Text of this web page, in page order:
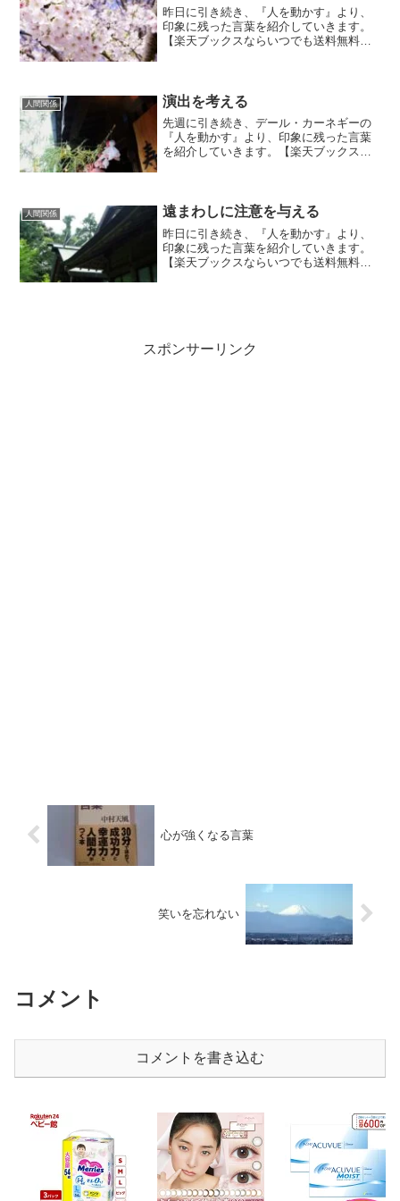
昨日に引き続き、『人を動かす』より、
印象に残った言葉を紹介していきます。
【楽天ブックスならいつでも送料無料】
日や記念日を重視する...
人間関係 演出を考える
先週に引き続き、デール・カーネギーの
『人を動かす』より、印象に残った言葉
を紹介していきます。【楽天ブックスな
演出の時代である。単...
人間関係 遠まわしに注意を与える
昨日に引き続き、『人を動かす』より、
印象に残った言葉を紹介していきます。
【楽天ブックスならいつでも送料無料】
スポンサーリンク
心が強くなる言葉
笑いを忘れない
コメント
コメントを書き込む